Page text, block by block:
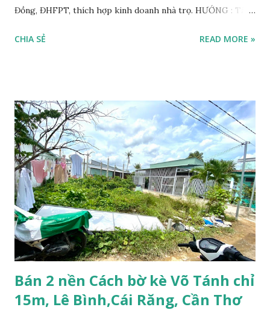
Đồng, ĐHFPT, thích hợp kinh doanh nhà trọ. HƯỚNG : Tây
8.5x65 = 500m2. PHÁP LÝ: Đất Cây Lâu Năm 100% GIÁ BÁN:
- CHẤT LƯỢNG - HIỆU QUẢ.
CHIA SẺ READ MORE »
Bán 2 nền Cách bờ kè Võ Tánh chỉ
15m, Lê Bình,Cái Răng, Cần Thơ